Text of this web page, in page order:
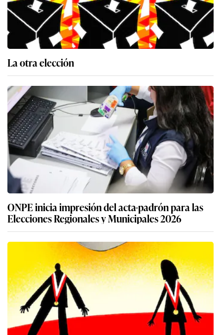
La otra elección
ONPE inicia impresión del acta-padrón para las
Elecciones Regionales y Municipales 2026